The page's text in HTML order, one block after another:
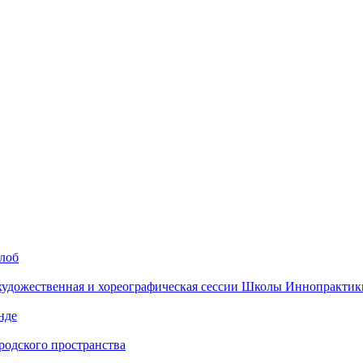
и хореографическая сессии Школы
пространства